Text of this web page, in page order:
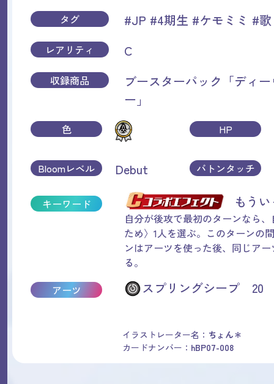
タグ #JP #4期生 #ケモミミ #歌
レアリティ C
収録商品
ブースターパック「ディ
ー」
色 HP
Bloomレベル Debut バトンタッチ
キーワード もう
自分が後攻で最初のターンなら
ため〉1人を選ぶ。このターンの
ンはアーツを使った後、同じア
る。
アーツ
スプリングシープ 20
イラストレーター名： ちょん＊
カードナンバー： hBP07-008